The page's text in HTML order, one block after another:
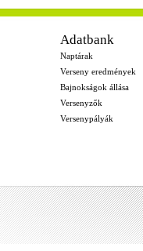
Adatbank
Naptárak
Verseny eredmények
Bajnokságok állása
Versenyzők
Versenypályák